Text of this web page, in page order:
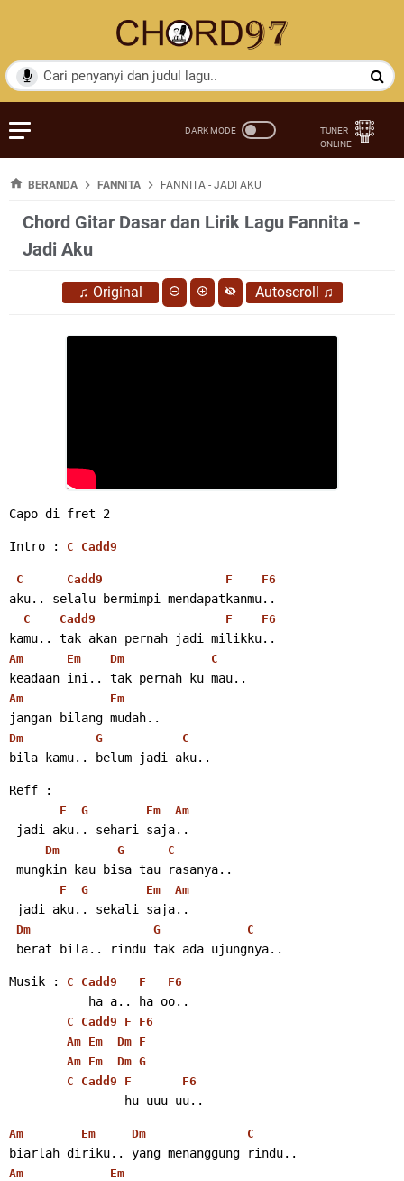
BERANDA FANNITA FANNITA - JADI AKU
Chord Gitar Dasar dan Lirik Lagu Fannita -
Jadi Aku
♫ Original Autoscroll ♫
Capo di fret 2
Intro : C Cadd9
C Cadd9 F F6
aku.. selalu bermimpi mendapatkanmu..
C Cadd9 F F6
kamu.. tak akan pernah jadi milikku..
Am Em Dm C
keadaan ini.. tak pernah ku mau..
Am Em
jangan bilang mudah..
Dm G C
bila kamu.. belum jadi aku..
Reff :
F G Em Am
jadi aku.. sehari saja..
Dm G C
mungkin kau bisa tau rasanya..
F G Em Am
jadi aku.. sekali saja..
Dm G C
berat bila.. rindu tak ada ujungnya..
Musik : C Cadd9 F F6
           ha a.. ha oo..
C Cadd9 F
F6
Am Em Dm F
Am Em Dm G
C
Cadd9 F F6
                hu uuu uu..
Am Em Dm C
biarlah diriku.. yang menanggung rindu..
Am Em